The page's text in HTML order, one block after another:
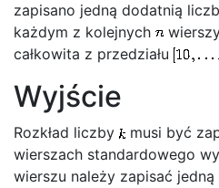
zapisano jedną dodatnią
każdym z kolejnych
całkowita z przedziału
Wyjście
Rozkład liczby
musi być
wierszach standardowego
wierszu należy zapisać jedną